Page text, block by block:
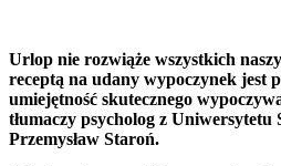
Urlop nie rozwiąże wszystkich
receptą na udany wypoczynek jest
umiejętność skutecznego
tłumaczy psycholog z Uniwersytetu
Przemysław Staroń.